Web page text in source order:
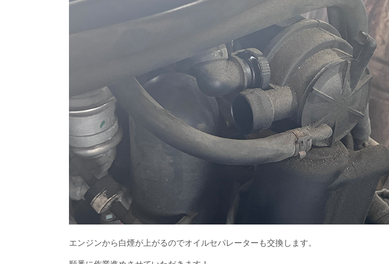
エンジンから白煙が上がるのでオイルセパレーターも交換します。